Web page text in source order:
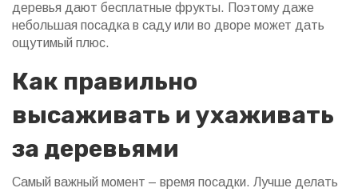
деревья дают бесплатные фрукты. Поэтому даже
небольшая посадка в саду или во дворе может дать
ощутимый плюс.
Как правильно
высаживать и ухаживать
за деревьями
Самый важный момент – время посадки. Лучше делать